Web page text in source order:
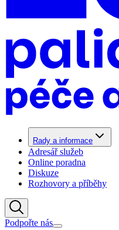
Rady a informace
Adresář služeb
Online poradna
Diskuze
Rozhovory a příběhy
Podpořte nás